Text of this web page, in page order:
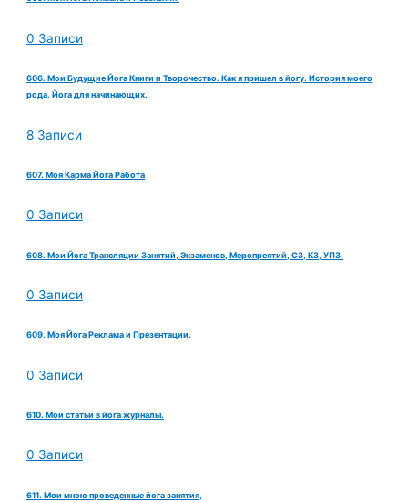
0 Записи
606. Мои Будущие Йога Книги и Творочество. Как я пришел в йогу. История моего
рода. Йога для начинающих.
8 Записи
607. Моя Карма Йога Работа
0 Записи
608. Мои Йога Трансляции Занятий, Экзаменов, Меропреятий, СЗ, КЗ, УПЗ.
0 Записи
609. Моя Йога Реклама и Презентации.
0 Записи
610. Мои статьи в йога журналы.
0 Записи
611. Мои мною проведенные йога занятия,